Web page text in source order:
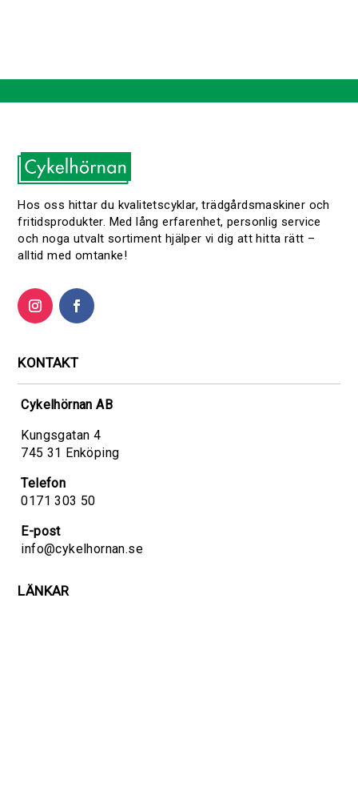
Hos oss hittar du kvalitetscyklar, trädgårdsmaskiner och
fritidsprodukter. Med lång erfarenhet, personlig service
och noga utvalt sortiment hjälper vi dig att hitta rätt –
alltid med omtanke!
KONTAKT
Cykelhörnan AB
Kungsgatan 4
745 31 Enköping
Telefon
0171 303 50
E-post
info@cykelhornan.se
LÄNKAR